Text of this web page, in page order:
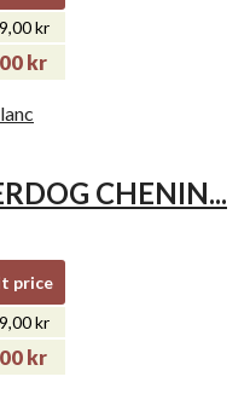
kr
kr
CHENIN...
price
kr
kr